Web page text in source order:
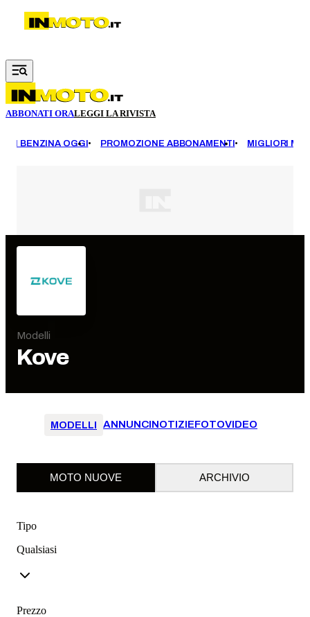
Vai al contenuto principale
ABBONATI ORALEGGI LA RIVISTA
BENZINA OGGI PROMOZIONE ABBONAMENTI MIGLIORI
Modelli
Kove
MODELLI ANNUNCINOTIZIEFOTOVIDEO
MOTO NUOVE ARCHIVIO
Tipo
Qualsiasi
Prezzo